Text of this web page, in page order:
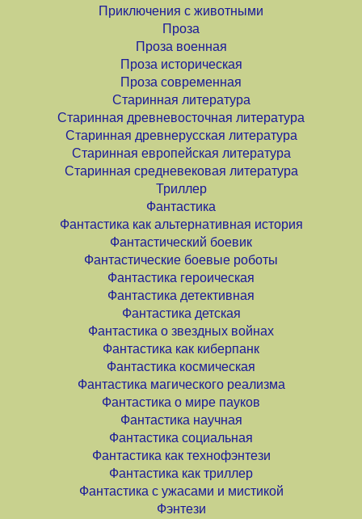
Приключения с животными
Проза
Проза военная
Проза историческая
Проза современная
Старинная литература
Старинная древневосточная литература
Старинная древнерусская литература
Старинная европейская литература
Старинная средневековая литература
Триллер
Фантастика
Фантастика как альтернативная история
Фантастический боевик
Фантастические боевые роботы
Фантастика героическая
Фантастика детективная
Фантастика детская
Фантастика о звездных войнах
Фантастика как киберпанк
Фантастика космическая
Фантастика магического реализма
Фантастика о мире пауков
Фантастика научная
Фантастика социальная
Фантастика как технофэнтези
Фантастика как триллер
Фантастика с ужасами и мистикой
Фэнтези